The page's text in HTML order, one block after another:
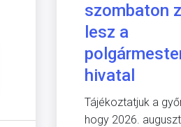
szombaton
lesz a
hivatal
Tájékoztatjuk a
hogy 2026.